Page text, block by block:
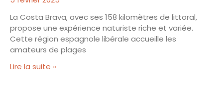
La Costa Brava, avec ses 158 kilomètres de littoral,
propose une expérience naturiste riche et variée.
Cette région espagnole libérale accueille les
amateurs de plages
Lire la suite »